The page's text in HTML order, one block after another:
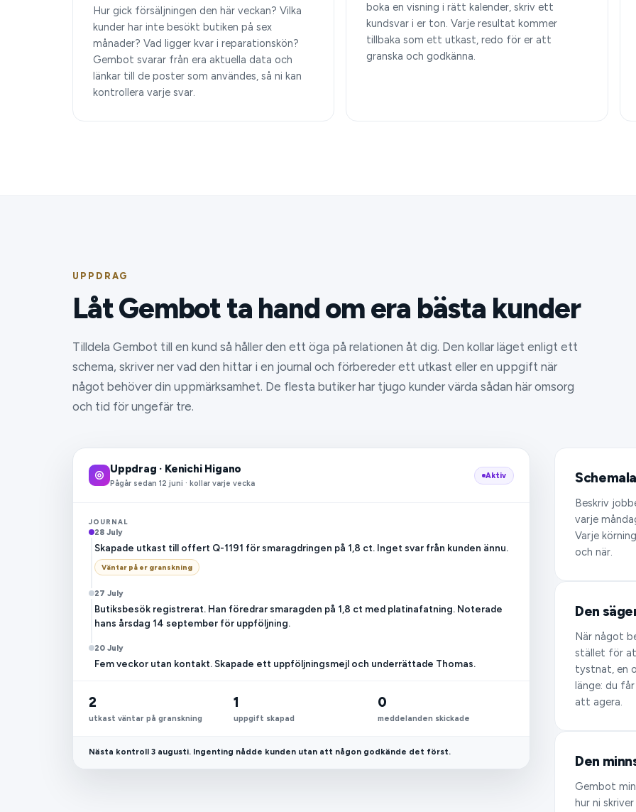
Hur gick försäljningen den här veckan? Vilka
kunder har inte besökt butiken på sex
månader? Vad ligger kvar i reparationskön?
Gembot svarar från era aktuella data och
länkar till de poster som användes, så ni kan
kontrollera varje svar.
boka en visning i rätt kalender, skriv ett
kundsvar i er ton. Varje resultat kommer
tillbaka som ett utkast, redo för er att
granska och godkänna.
UPPDRAG
Låt Gembot ta hand om era bästa kunder
Tilldela Gembot till en kund så håller den ett öga på relationen åt dig. Den kollar läget enligt ett
schema, skriver ner vad den hittar i en journal och förbereder ett utkast eller en uppgift när
något behöver din uppmärksamhet. De flesta butiker har tjugo kunder värda sådan här omsorg
och tid för ungefär tre.
Uppdrag · Kenichi Higano
Pågår sedan 12 juni · kollar varje vecka
Aktiv
JOURNAL
28 July
Skapade utkast till offert Q-1191 för smaragdringen på 1,8 ct. Inget svar från kunden ännu.
Väntar på er granskning
27 July
Butiksbesök registrerat. Han föredrar smaragden på 1,8 ct med platinafatning. Noterade
hans årsdag 14 september för uppföljning.
20 July
Fem veckor utan kontakt. Skapade ett uppföljningsmejl och underrättade Thomas.
2
utkast väntar på granskning
1
uppgift skapad
0
meddelanden skickade
Nästa kontroll 3 augusti. Ingenting nådde kunden utan att någon godkände det först.
Beskriv
varje
Varje
och när.
Den
När något
stället för
tystnat, en
länge: du
att agera.
Den
Gembot
hur ni